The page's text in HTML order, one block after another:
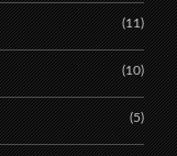
(11)
(10)
(5)